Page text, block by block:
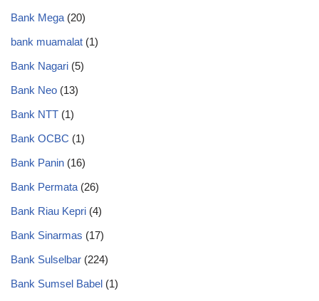
Bank Mega (20)
bank muamalat (1)
Bank Nagari (5)
Bank Neo (13)
Bank NTT (1)
Bank OCBC (1)
Bank Panin (16)
Bank Permata (26)
Bank Riau Kepri (4)
Bank Sinarmas (17)
Bank Sulselbar (224)
Bank Sumsel Babel (1)